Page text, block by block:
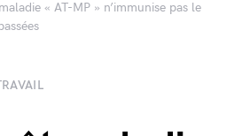
« AT-MP » n’immunise pas le